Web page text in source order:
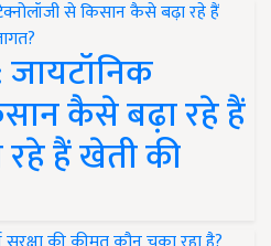
कैसे बढ़ा रहे हैं
हैं खेती की